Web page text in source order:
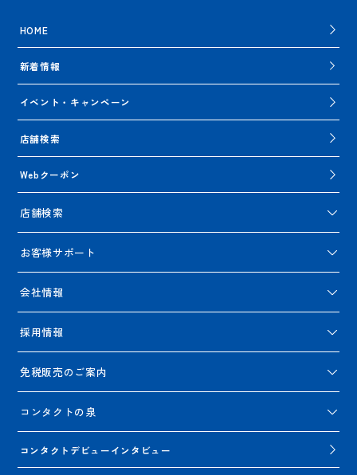
HOME
新着情報
イベント・キャンペーン
店舗検索
Webクーポン
店舗検索
お客様サポート
会社情報
採用情報
免税販売のご案内
コンタクトの泉
コンタクトデビューインタビュー